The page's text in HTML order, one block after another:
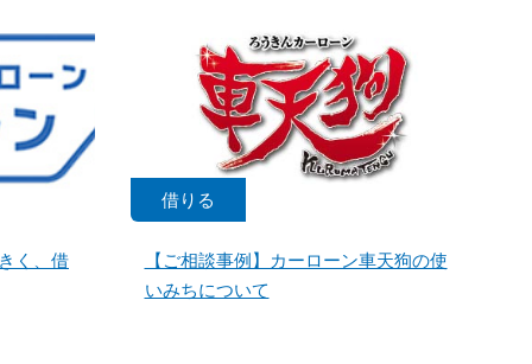
く、借
借りる
【ご相談事例】カーローン車天狗の使
いみちについて